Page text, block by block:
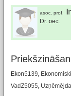
asoc. prof.
Dr. oec.
Ekon5139,
VadZ5055,